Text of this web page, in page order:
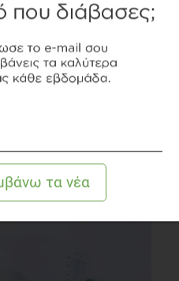
ΑΚΟΜΗ